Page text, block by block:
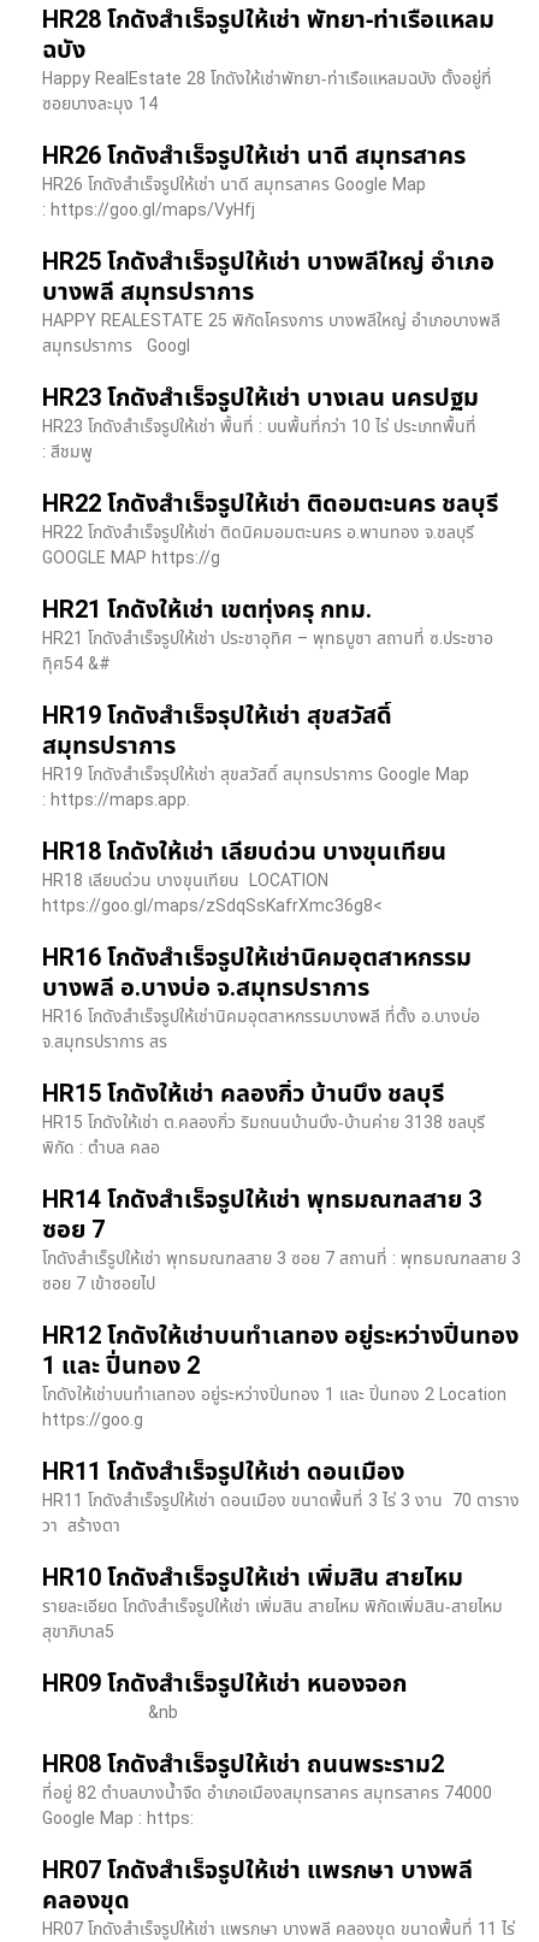
HR28 โกดังสำเร็จรูปให้เช่า พัทยา-ท่าเรือแหลม
ฉบัง
Happy RealEstate 28 โกดังให้เช่าพัทยา-ท่าเรือแหลมฉบัง ตั้งอยู่ที่
ซอยบางละมุง 14
HR26 โกดังสำเร็จรูปให้เช่า นาดี สมุทรสาคร
HR26 โกดังสำเร็จรูปให้เช่า นาดี สมุทรสาคร Google Map
: https://goo.gl/maps/VyHfj
HR25 โกดังสำเร็จรูปให้เช่า บางพลีใหญ่ อำเภอ
บางพลี สมุทรปราการ
HAPPY REALESTATE 25 พิกัดโครงการ บางพลีใหญ่ อำเภอบางพลี
สมุทรปราการ Googl
HR23 โกดังสำเร็จรูปให้เช่า บางเลน นครปฐม
HR23 โกดังสำเร็จรูปให้เช่า พื้นที่ : บนพื้นที่กว่า 10 ไร่ ประเภทพื้นที่
: สีชมพู
HR22 โกดังสำเร็จรูปให้เช่า ติดอมตะนคร ชลบุรี
HR22 โกดังสำเร็จรูปให้เช่า ติดนิคมอมตะนคร อ.พานทอง จ.ชลบุรี
GOOGLE MAP https://g
HR21 โกดังให้เช่า เขตทุ่งครุ กทม.
HR21 โกดังสำเร็จรูปให้เช่า ประชาอุทิศ – พุทธบูชา สถานที่ ซ.ประชาอ
ทุิศ54 &#
HR19 โกดังสำเร็จรุปให้เช่า สุขสวัสดิ์
สมุทรปราการ
HR19 โกดังสำเร็จรุปให้เช่า สุขสวัสดิ์ สมุทรปราการ Google Map
: https://maps.app.
HR18 โกดังให้เช่า เลียบด่วน บางขุนเทียน
HR18 เลียบด่วน​ บางขุนเทียน​ LOCATION
https://goo.gl/maps/zSdqSsKafrXmc36g8<
HR16 โกดังสำเร็จรูปให้เช่านิคมอุตสาหกรรม
บางพลี อ.บางบ่อ จ.สมุทรปราการ
HR16 โกดังสำเร็จรูปให้เช่านิคมอุตสาหกรรมบางพลี ที่ตั้ง อ.บางบ่อ
จ.สมุทรปราการ สร
HR15 โกดังให้เช่า คลองกิ่ว บ้านบึง ชลบุรี
HR15 โกดังให้เช่า ต.คลองกิ่ว ริมถนนบ้านบึง-บ้านค่าย 3138 ชลบุรี
พิกัด : ตำบล คลอ
HR14 โกดังสำเร็จรูปให้เช่า พุทธมณฑลสาย 3
ซอย 7
โกดังสำเร็รูปให้เช่า พุทธมณฑลสาย 3 ซอย 7 สถานที่ : พุทธมณฑลสาย 3
ซอย 7 เข้าซอยไป
HR12 โกดังให้เช่าบนทำเลทอง อยู่ระหว่างปิ่นทอง
1 และ ปิ่นทอง 2
โกดังให้เช่าบนทำเลทอง อยู่ระหว่างปิ่นทอง 1 และ ปิ่นทอง 2 Location
https://goo.g
HR11 โกดังสำเร็จรูปให้เช่า ดอนเมือง
HR11 โกดังสำเร็จรูปให้เช่า ดอนเมือง ขนาดพื้นที่ 3 ไร่ 3 งาน 70 ตาราง
วา สร้างตา
HR10 โกดังสำเร็จรูปให้เช่า เพิ่มสิน สายไหม
รายละเอียด โกดังสำเร็จรูปให้เช่า เพิ่มสิน สายไหม พิกัดเพิ่มสิน-สายไหม
สุขาภิบาล5
HR09 โกดังสำเร็จรูปให้เช่า หนองจอก
&nb
HR08 โกดังสำเร็จรูปให้เช่า ถนนพระราม2
ที่อยู่ 82 ตำบลบางน้ำจืด อำเภอเมืองสมุทรสาคร สมุทรสาคร 74000
Google Map : https:
HR07 โกดังสำเร็จรูปให้เช่า แพรกษา บางพลี​
คลองขุด
HR07 โกดังสำเร็จรูปให้เช่า แพรกษา บางพลี​ คลองขุด ขนาดพื้นที่ 11 ไร่